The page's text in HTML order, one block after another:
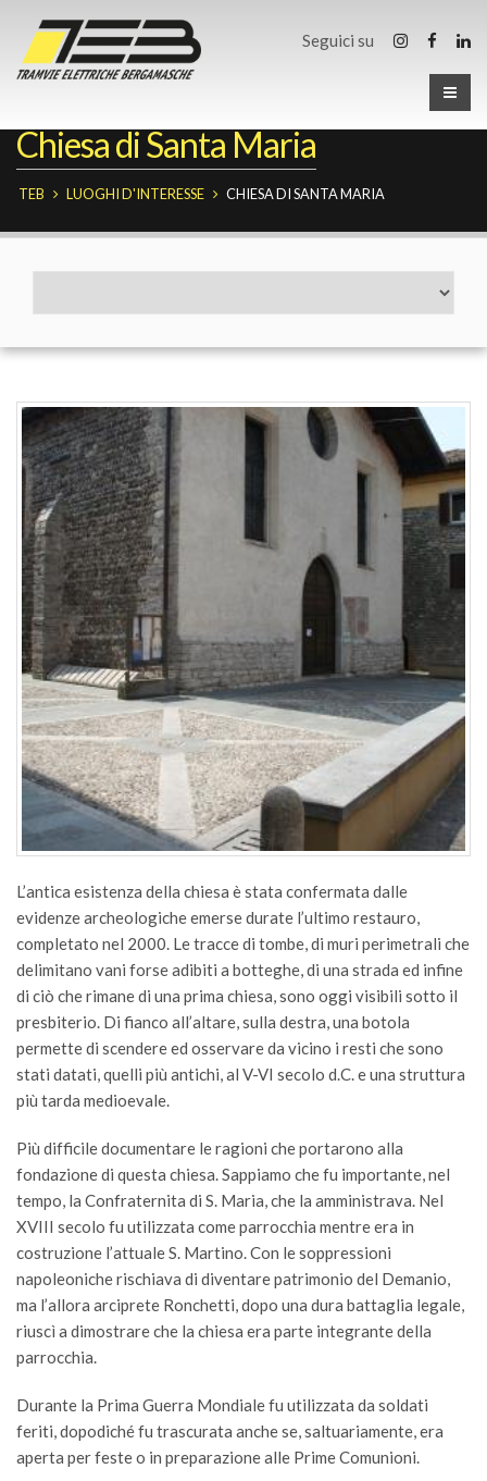
Seguici su
Chiesa di Santa Maria
TEB LUOGHI D'INTERESSE CHIESA DI SANTA MARIA
L’antica esistenza della chiesa è stata confermata dalle
evidenze archeologiche emerse durate l’ultimo restauro,
completato nel 2000. Le tracce di tombe, di muri perimetrali che
delimitano vani forse adibiti a botteghe, di una strada ed infine
di ciò che rimane di una prima chiesa, sono oggi visibili sotto il
presbiterio. Di fianco all’altare, sulla destra, una botola
permette di scendere ed osservare da vicino i resti che sono
stati datati, quelli più antichi, al V-VI secolo d.C. e una struttura
più tarda medioevale.
Più difficile documentare le ragioni che portarono alla
fondazione di questa chiesa. Sappiamo che fu importante, nel
tempo, la Confraternita di S. Maria, che la amministrava. Nel
XVIII secolo fu utilizzata come parrocchia mentre era in
costruzione l’attuale S. Martino. Con le soppressioni
napoleoniche rischiava di diventare patrimonio del Demanio,
ma l’allora arciprete Ronchetti, dopo una dura battaglia legale,
riuscì a dimostrare che la chiesa era parte integrante della
parrocchia.
Durante la Prima Guerra Mondiale fu utilizzata da soldati
feriti, dopodiché fu trascurata anche se, saltuariamente, era
aperta per feste o in preparazione alle Prime Comunioni.